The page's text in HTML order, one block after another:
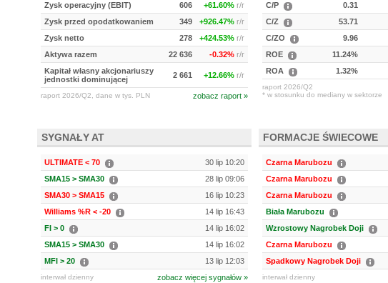
Zysk operacyjny (EBIT)
606 +61.60% r/r
Zysk przed opodatkowaniem
349 +926.47% r/r
Zysk netto
278 +424.53% r/r
Aktywa razem
22 636 -0.32% r/r
Kapitał własny akcjonariuszy
jednostki dominującej
2 661 +12.66% r/r
raport 2026/Q2, dane w tys. PLN zobacz raport »
C/P
0.31
C/Z
53.71
C/ZO
9.96
ROE
11.24%
ROA
1.32%
raport 2026/Q2
* w stosunku do mediany w sektorze
SYGNAŁY AT
ULTIMATE < 70
30 lip 10:20
SMA15 > SMA30
28 lip 09:06
SMA30 > SMA15
16 lip 10:23
Williams %R < -20
14 lip 16:43
FI > 0
14 lip 16:02
SMA15 > SMA30
14 lip 16:02
MFI > 20
13 lip 12:03
interwał dzienny zobacz więcej sygnałów »
FORMACJE ŚWIECOWE
Czarna Marubozu
Czarna Marubozu
Czarna Marubozu
Biała Marubozu
Wzrostowy Nagrobek Doji
Czarna Marubozu
Spadkowy Nagrobek Doji
interwał dzienny